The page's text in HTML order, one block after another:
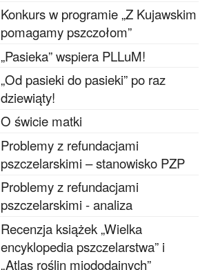
Konkurs w programie „Z Kujawskim
pomagamy pszczołom”
„Pasieka” wspiera PLLuM!
„Od pasieki do pasieki” po raz
dziewiąty!
O świcie matki
Problemy z refundacjami
pszczelarskimi – stanowisko PZP
Problemy z refundacjami
pszczelarskimi - analiza
Recenzja książek „Wielka
encyklopedia pszczelarstwa” i
„Atlas roślin miododajnych”